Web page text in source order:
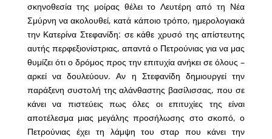
σκηνοθεσία της μοίρας θέλει το Λευτέρη από τη Νέα
Σμύρνη να ακολουθεί, κατά κάποιο τρόπο, ημερολογιακά
την Κατερίνα Στεφανίδη: σε κάθε χρυσό της απίστευτης
αυτής περφεξιονίστριας, απαντά ο Πετρούνιας για να μας
θυμίζει ότι ο δρόμος προς την επιτυχία ανήκει σε όλους –
αρκεί να δουλεύουν. Αν η Στεφανίδη δημιουργεί την
παράξενη συστολή της αλάνθαστης βασίλισσας, που σε
κάνει να πιστεύεις πως όλες οι επιτυχίες της είναι
αποτέλεσμα μιας μεγάλης προσήλωσης στο σκοπό, ο
Πετρούνιας έχει τη λάμψη του σταρ που κάνει την